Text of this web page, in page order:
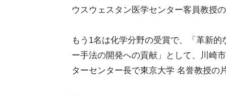
ウスウェスタン医学センター客員教授
もう1名は化学分野の受賞で、「革新
ー手法の開発への貢献」として、川崎
ターセンター長で東京大学 名誉教授の